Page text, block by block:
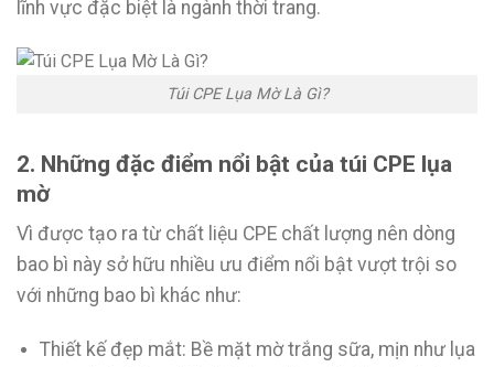
lĩnh vực đặc biệt là ngành thời trang.
Túi CPE Lụa Mờ Là Gì?
2. Những đặc điểm nổi bật của túi CPE lụa
mờ
Vì được tạo ra từ chất liệu CPE chất lượng nên dòng
bao bì này sở hữu nhiều ưu điểm nổi bật vượt trội so
với những bao bì khác như:
Thiết kế đẹp mắt: Bề mặt mờ trắng sữa, mịn như lụa